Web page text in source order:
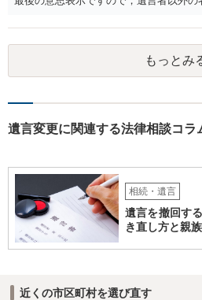
とはできないのです。
もっとみ
遺言変更に関連する法律相談コラ
相続・遺言
遺言を撤回す
き直し方と親
近くの市区町村を選び直す